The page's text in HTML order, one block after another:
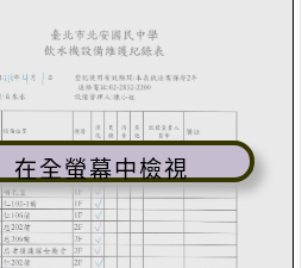
在全螢幕中檢視